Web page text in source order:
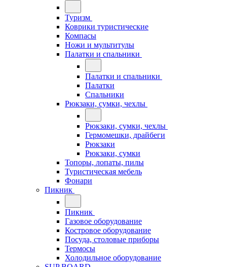
Туризм
Коврики туристические
Компасы
Ножи и мультитулы
Палатки и спальники
Палатки и спальники
Палатки
Спальники
Рюкзаки, сумки, чехлы
Рюкзаки, сумки, чехлы
Гермомешки, драйбеги
Рюкзаки
Рюкзаки, сумки
Топоры, лопаты, пилы
Туристическая мебель
Фонари
Пикник
Пикник
Газовое оборудование
Костровое оборудование
Посуда, столовые приборы
Термосы
Холодильное оборудование